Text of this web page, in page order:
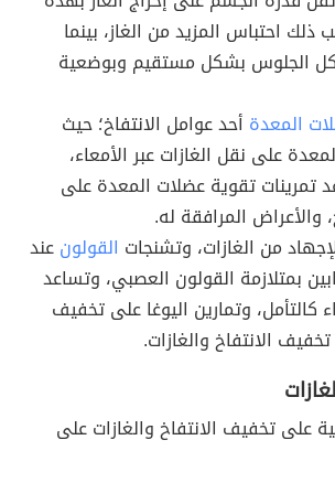
احتباس المزيد من الغاز، بينما
الجلوس بشكل مستقيم وبوضعية
المعدة أحد عوامل الانتفاخ؛ حيث
على نقل الغازات عبر الأمعاء،
تمرينات تقوية عضلات المعدة على
والأعراض المرافقة له.
من الغازات، وتشنجات القولونعند
بمتلازمة القولون العصبي، وتساعد
كالتأمل، وتمارين اليوغا على تخفيف
تخفيف الانتفاخ والغازات.
على تخفيف الانتفاخ والغازات على